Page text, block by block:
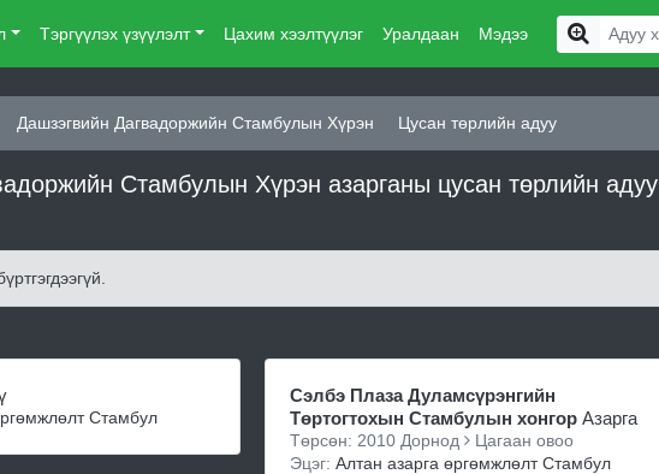
Тэргүүлэх үзүүлэлт Цахим хээлтүүлэг Уралдаан Мэдээ
Дашзэгвийн Дагвадоржийн Стамбулын Хүрэн Цусан төрлийн адуу
Стамбулын Хүрэн азарганы цусан төрлийн адуу
Стамбул
Сэлбэ Плаза Дуламсүрэнгийн
Төртогтохын Стамбулын хонгорАзарга
Төрсөн: 2010 Дорнод
Цагаан овоо
Эцэг: Алтан азарга өргөмжлөлт Стамбул